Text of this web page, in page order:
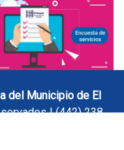
del Municipio de El
| (442) 238